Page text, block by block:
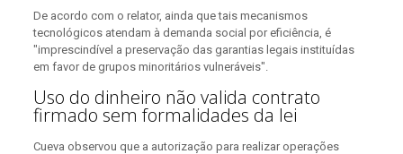
De acordo com o relator, ainda que tais mecanismos
tecnológicos atendam à demanda social por eficiência, é
"imprescindível a preservação das garantias legais instituídas
em favor de grupos minoritários vulneráveis".
Uso do dinheiro não valida contrato
firmado sem formalidades da lei
Cueva observou que a autorização para realizar operações